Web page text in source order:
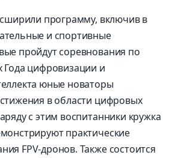
программу, включив в
и спортивные
пройдут соревнования по
Года цифровизации и
юные новаторы
в области цифровых
с этим воспитанники кружка
практические
FPV-дронов. Также состоится